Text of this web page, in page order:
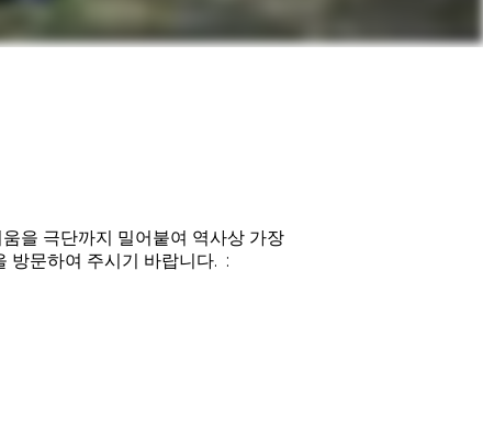
을 극단까지 밀어붙여 역사상 가장
방문하여 주시기 바랍니다. :